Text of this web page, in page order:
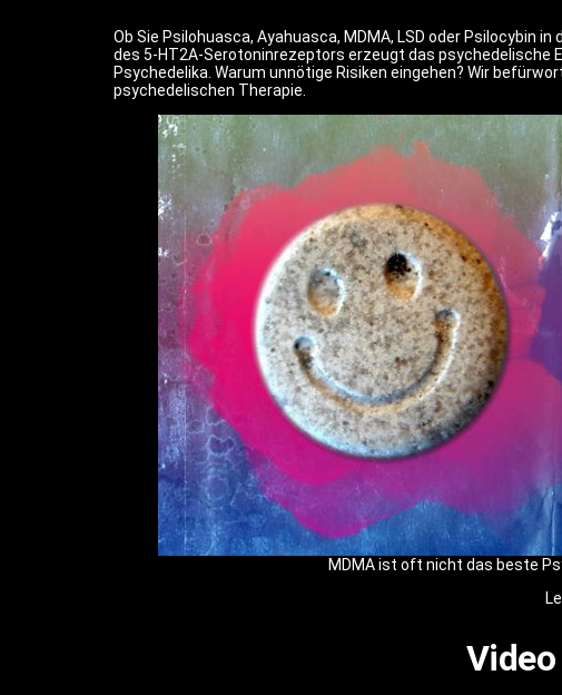
Ob Sie Psilohuasca, Ayahuasca, MDMA, LSD oder Psilocybin
des 5-HT2A-Serotoninrezeptors erzeugt das psychedelische
Psychedelika. Warum unnötige Risiken eingehen? Wir
psychedelischen Therapie.
MDMA ist oft nicht das beste